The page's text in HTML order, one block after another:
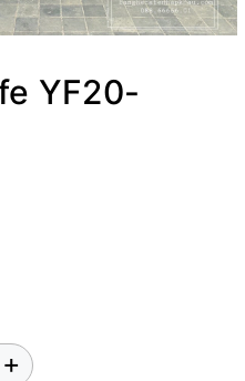
YF20-
+